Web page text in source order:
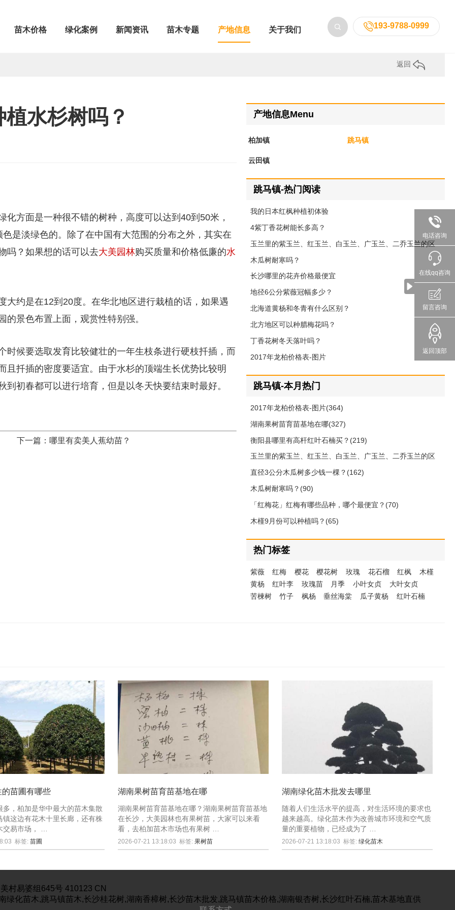
193-9788-0999
苗木价格 绿化案例 新闻资讯 苗木专题 产地信息 关于我们
电话咨询
在线qq咨询
留言咨询
返回顶部
返回
水杉树吗？
方面是一种很不错的树种，高度可以达到40到50米，
是淡绿色的。除了在中国有大范围的分布之外，其实在
吗？如果想的话可以去大美园林购买质量和价格低廉的水
大约是在12到20度。在华北地区进行栽植的话，如果遇
景色布置上面，观赏性特别强。
候要选取发育比较健壮的一年生枝条进行硬枝扦插，而
扦插的密度要适宜。由于水杉的顶端生长优势比较明
初春都可以进行培育，但是以冬天快要结束时最好。
下一篇：哪里有卖美人蕉幼苗？
产地信息Menu
柏加镇 跳马镇
云田镇
跳马镇-热门阅读
我的日本红枫种植初体验
4紫丁香花树能长多高？
玉兰里的紫玉兰、红玉兰、白玉兰、广玉兰、二乔玉兰的区
别
木瓜树耐寒吗？
长沙哪里的花卉价格最便宜
地径6公分紫薇冠幅多少？
北海道黄杨和冬青有什么区别？
北方地区可以种腊梅花吗？
丁香花树冬天落叶吗？
2017年龙柏价格表-图片
跳马镇-本月热门
2017年龙柏价格表-图片(364)
湖南果树苗育苗基地在哪(327)
衡阳县哪里有高杆红叶石楠买？(219)
玉兰里的紫玉兰、红玉兰、白玉兰、广玉兰、二乔玉兰的区
别(212)
直径3公分木瓜树多少钱一棵？(162)
木瓜树耐寒吗？(90)
「红梅花」红梅有哪些品种，哪个最便宜？(70)
木槿9月份可以种植吗？(65)
热门标签
紫薇 红梅 樱花 樱花树 玫瑰 花石榴 红枫
木槿
黄杨
红叶李 玫瑰苗 月季 小叶女贞
大叶女贞
苦楝树
竹子 枫杨 垂丝海棠 瓜子黄杨 红叶石楠
苗圃有哪些
多，柏加是华中最大的苗木集散
镇这边有花木十里长廊，还有株
交易市场， …
标签:苗圃
湖南果树苗育苗基地在哪
湖南果树苗育苗基地在哪？湖南果树苗育苗基地
在长沙，大美园林也有果树苗，大家可以来看
看，去柏加苗木市场也有果树 …
2026-07-21 13:18:03 标签: 果树苗
湖南绿化苗木批发去哪里
随着人们生活水平的提高，对生活环境的要求也
越来越高。绿化苗木作为改善城市环境和空气质
量的重要植物，已经成为了 …
2026-07-21 13:18:03 标签:绿化苗木
村易婆组645号 410123 CN
绿化苗木,跳马镇苗木,长沙桂花树,湖南香樟树,长沙苗木批发,跳马镇苗木价格,湖南银杏树,长沙红叶石楠,苗木基地直供